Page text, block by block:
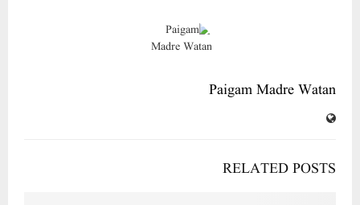
Paigam Madre Watan
RELATED POSTS